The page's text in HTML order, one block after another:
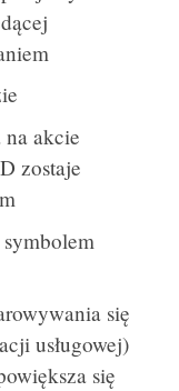
na akcie
zostaje
się
usługowej)
się